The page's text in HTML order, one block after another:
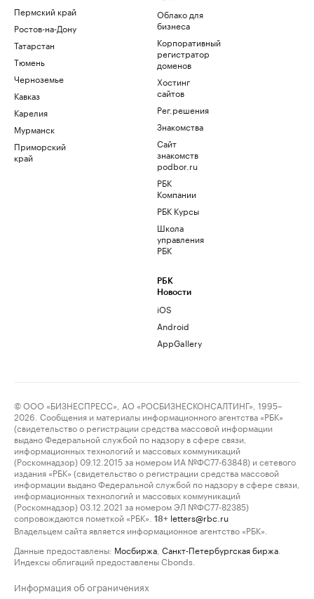
Пермский край
Ростов-на-Дону
Татарстан
Тюмень
Черноземье
Кавказ
Карелия
Мурманск
Приморский
край
Облако для
бизнеса
Корпоративный
регистратор
доменов
Хостинг
сайтов
Рег.решения
Знакомства
Сайт
знакомств
podbor.ru
РБК
Компании
РБК Курсы
Школа
управления
РБК
РБК
Новости
iOS
Android
AppGallery
© ООО «БИЗНЕСПРЕСС», АО «РОСБИЗНЕСКОНСАЛТИНГ», 1995–
2026. Сообщения и материалы информационного агентства «РБК»
(свидетельство о регистрации средства массовой информации
выдано Федеральной службой по надзору в сфере связи,
информационных технологий и массовых коммуникаций
(Роскомнадзор) 09.12.2015 за номером ИА №ФС77-63848) и сетевого
издания «РБК» (свидетельство о регистрации средства массовой
информации выдано Федеральной службой по надзору в сфере связи,
информационных технологий и массовых коммуникаций
(Роскомнадзор) 03.12.2021 за номером ЭЛ №ФС77-82385)
сопровождаются пометкой «РБК».
18+ letters@rbc.ru
Владельцем сайта является информационное агентство «РБК».
Данные предоставлены: Мосбиржа Санкт-Петербургская биржа
Индексы облигаций предоставлены Cbonds.
Информация об ограничениях